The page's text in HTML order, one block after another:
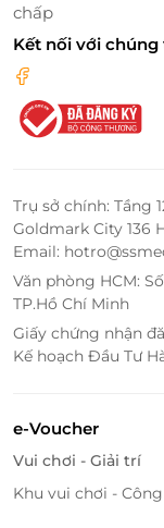
chấp
Kết nối với chúng
Trụ sở chính: Tầng
Goldmark City 136
Email:
Văn phòng HCM:
TP.Hồ Chí Minh
Giấy chứng nhận
Kế hoạch Đầu Tư
e-Voucher
Vui chơi - Giải trí
Khu vui chơi -